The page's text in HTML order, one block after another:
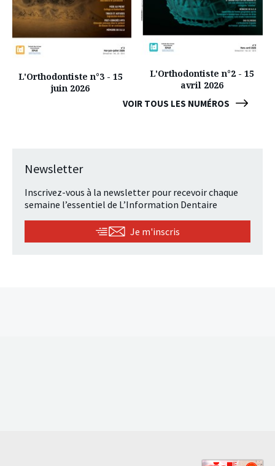
VOIR TOUS LES NUMÉROS
L'Orthodontiste n°3 - 15
juin 2026
L'Orthodontiste n°2 - 15
avril 2026
Newsletter
Inscrivez-vous à la newsletter pour recevoir chaque
semaine l’essentiel de L’Information Dentaire
Je m'inscris